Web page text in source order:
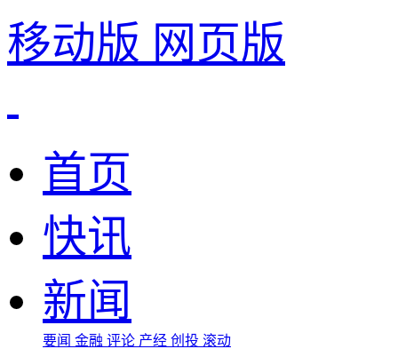
移动版 网页版
首页
快讯
新闻
要闻 金融 评论 产经 创投 滚动